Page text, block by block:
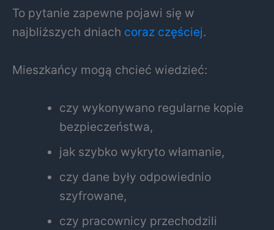
To pytanie zapewne pojawi się w
najbliższych dniach coraz częściej.
Mieszkańcy mogą chcieć wiedzieć:
czy wykonywano regularne kopie
bezpieczeństwa,
jak szybko wykryto włamanie,
czy dane były odpowiednio
szyfrowane,
czy pracownicy przechodzili